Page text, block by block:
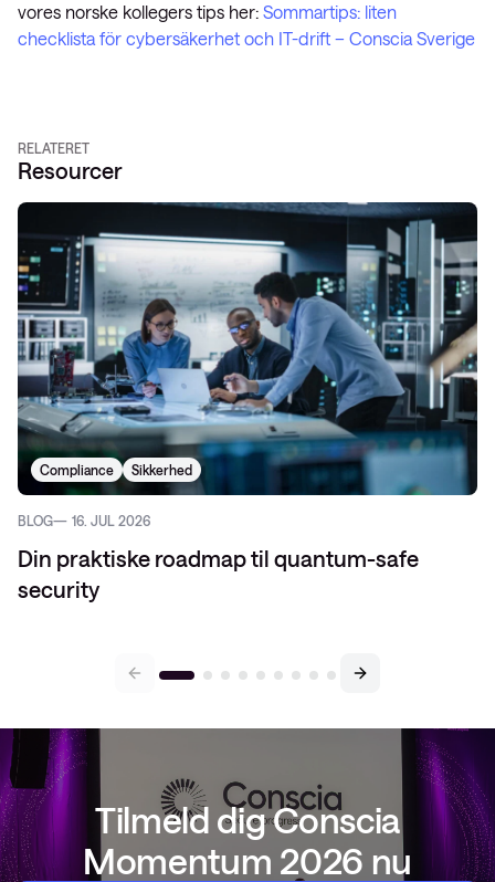
vores norske kollegers tips her: Sommartips: liten
checklista för cybersäkerhet och IT-drift – Conscia Sverige
RELATERET
Resourcer
Compliance Sikkerhed
BLOG 16. JUL 2026
Din praktiske roadmap til quantum-safe
security
Tilmeld dig Conscia
Momentum 2026 nu